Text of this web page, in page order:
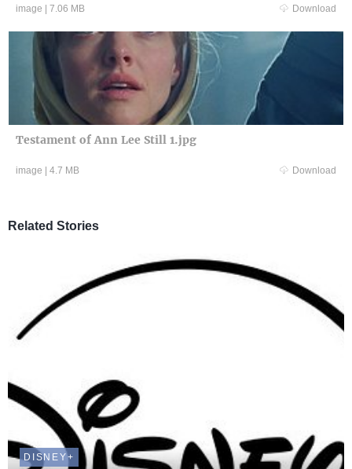
image | 7.06 MB Download
Testament of Ann Lee Still 1.jpg
image | 4.7 MB Download
Related Stories
DISNEY+